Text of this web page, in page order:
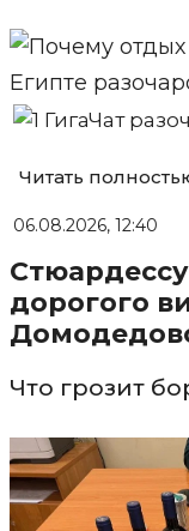
Читать
06.08.2026, 12:40
дорогого
Что грозит